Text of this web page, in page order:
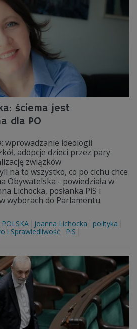
ściema jest
dla PO
wprowadzanie ideologii
adopcje dzieci przez pary
związków
na to wszystko, co po cichu chce
Obywatelska - powiedziała w
Lichocka, posłanka PiS i
wyborach do Parlamentu
POLSKA Joanna Lichocka
polityka
i Sprawiedliwość
PiS